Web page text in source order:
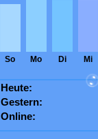
So Mo Di Mi
Heute:
Gestern:
Online: